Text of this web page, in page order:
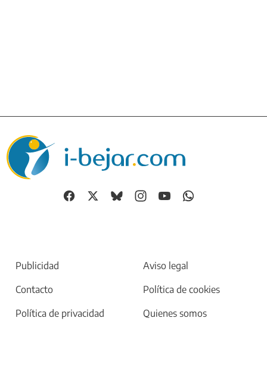
Publicidad
Aviso legal
Contacto
Política de cookies
Política de privacidad
Quienes somos